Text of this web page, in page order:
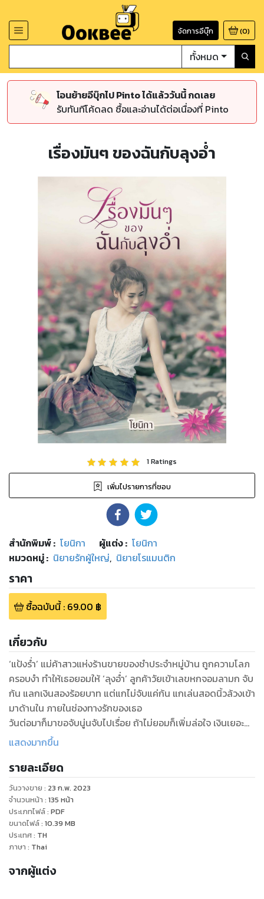
จัดการอีบุ๊ก (0)
ทั้งหมด
โอนย้ายอีบุ๊กไป Pinto ได้แล้ววันนี้ กดเลย
รับทันทีโค้ดลด ซื้อและอ่านได้ต่อเนื่องที่ Pinto
เรื่องมันๆ ของฉันกับลุงอ่ำ
1Ratings
เพิ่มไปรายการที่ชอบ
สำนักพิมพ์: โยนิกา ผู้แต่ง : โยนิกา
หมวดหมู่: นิยายรักผู้ใหญ่, นิยายโรแมนติก
ราคา
ซื้อฉบับนี้: 69.00 ฿
เกี่ยวกับ
‘แป้งร่ำ’ แม่ค้าสาวแห่งร้านขายของชำประจำหมู่บ้าน ถูกความโลภ
ครอบงำ ทำให้เธอยอมให้ ‘ลุงอ่ำ’ ลูกค้าวัยเข้าเลขหกจอมลามก จับ
ก้น แลกเงินสองร้อยบาท แต่แกไม่จับแค่ก้น แกเล่นสอดนิ้วล้วงเข้า
มาด้านใน ภายในช่องทางรักของเธอ
วันต่อมาก็มาขอจับนู่นจับไปเรื่อย ถ้าไม่ยอมก็เพิ่มล่อใจ เงินเยอะ
ขนาดนั้นทำให้เธอใจอ่อน ยอมให้แกล้วงข้างล่าง ดูดนม รวมไปถึง…
แสดงมากขึ้น
รายละเอียด
วันวางขาย : 23 ก.พ. 2023
จำนวนหน้า : 135 หน้า
ประเภทไฟล์: PDF
ขนาดไฟล์: 10.39 MB
ประเทศ: TH
ภาษา : Thai
จากผู้แต่ง